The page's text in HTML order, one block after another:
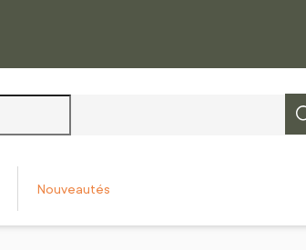
Nouveautés